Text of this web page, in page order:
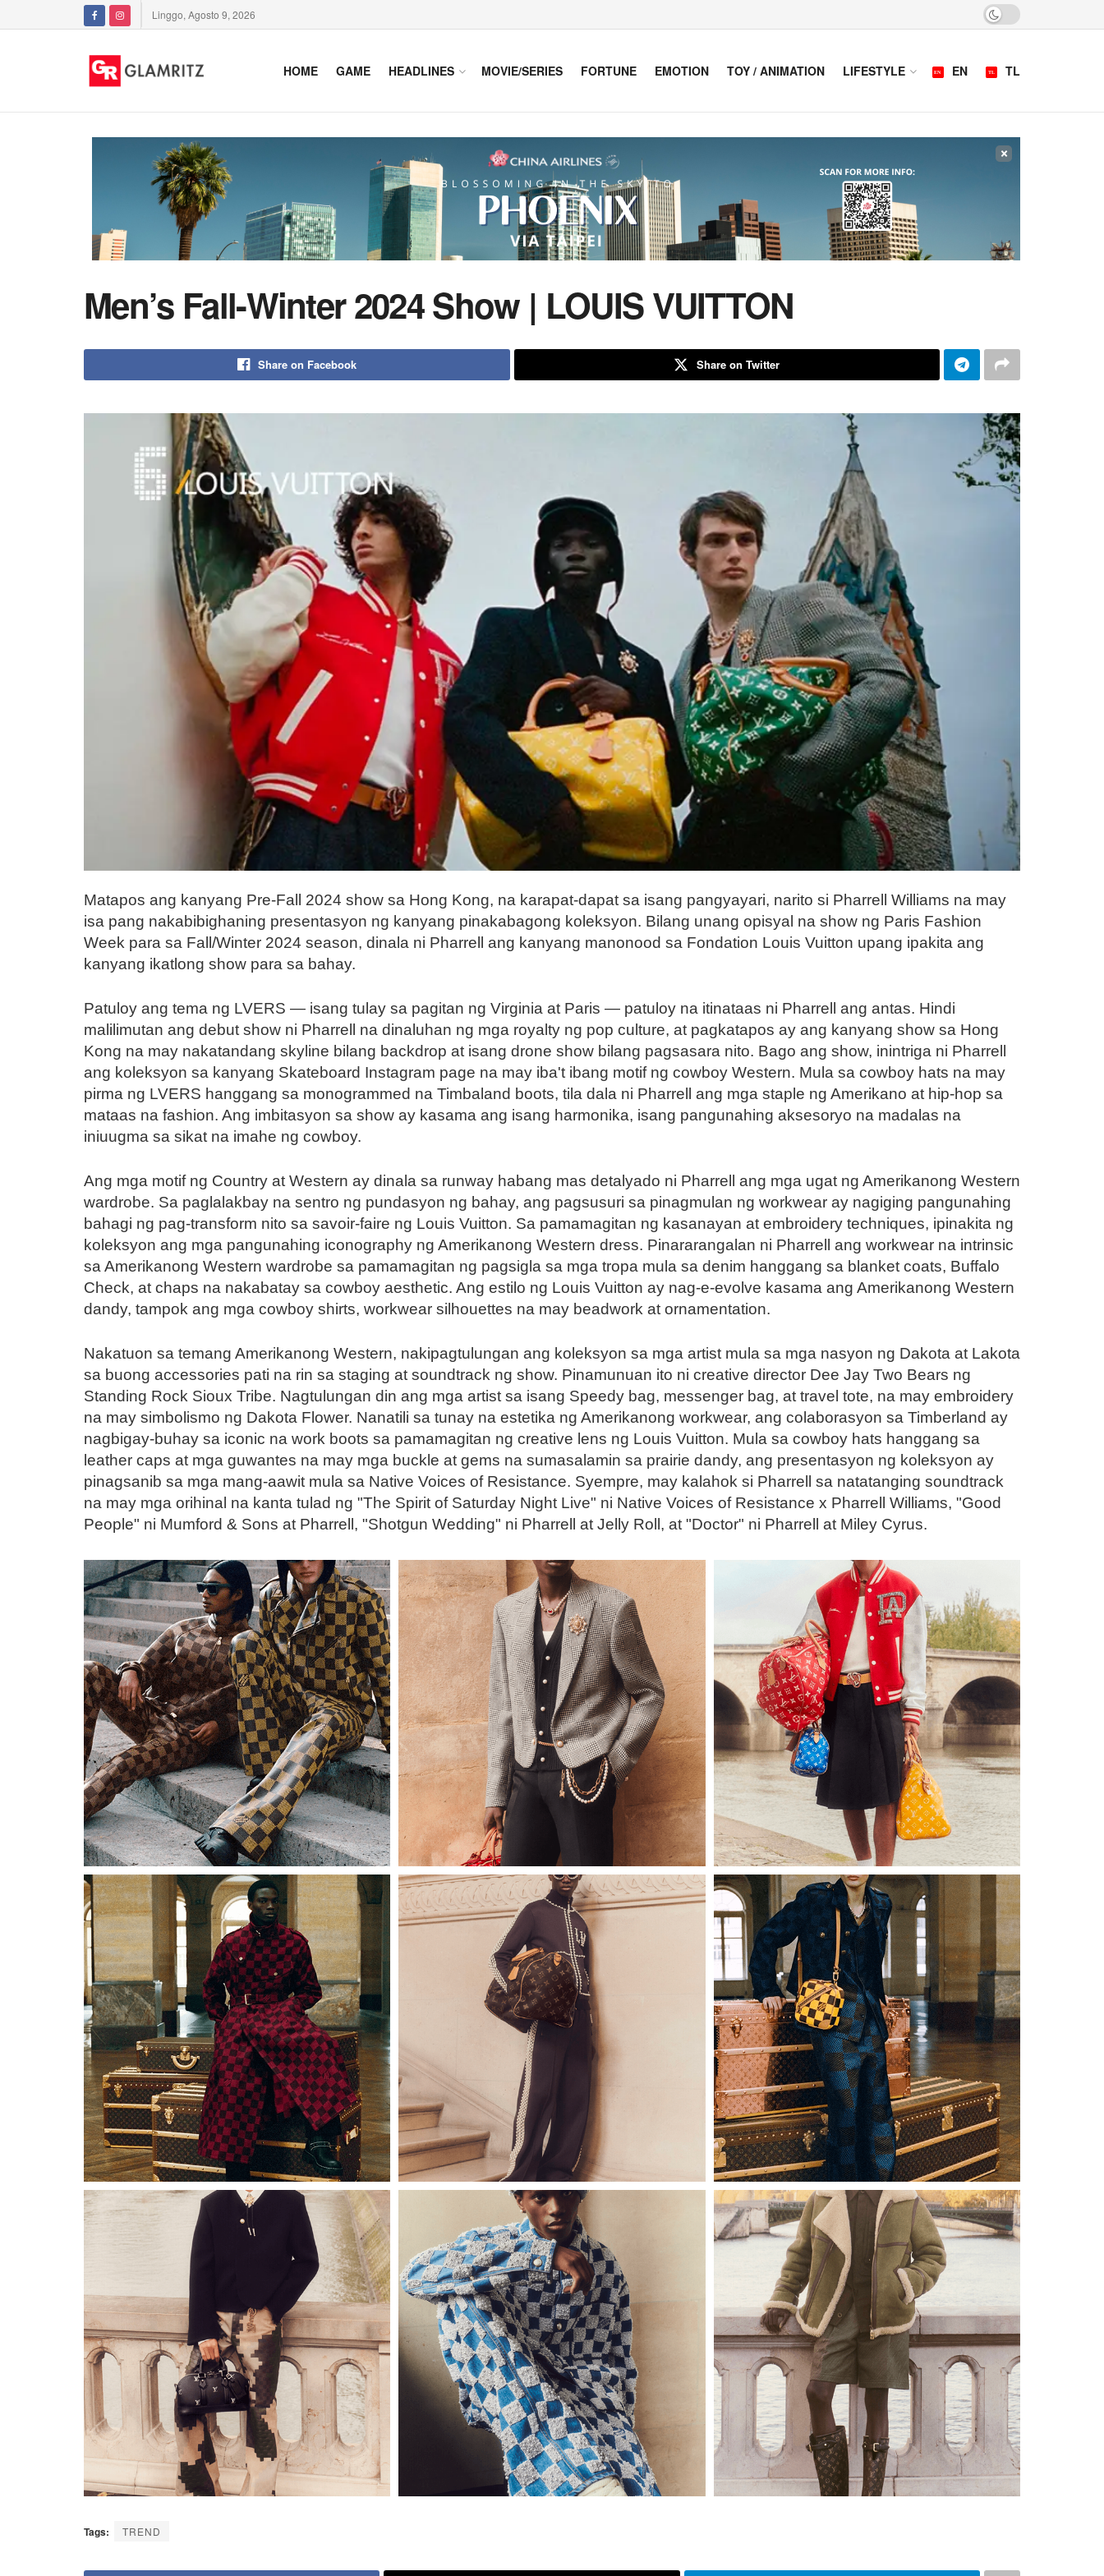
Linggo, Agosto 9, 2026
HOME GAME HEADLINES MOVIE/SERIES FORTUNE EMOTION TOY / ANIMATION LIFESTYLE EN TL
×
Men’s Fall-Winter 2024 Show | LOUIS VUITTON
Share on Facebook Share on Twitter
Matapos ang kanyang Pre-Fall 2024 show sa Hong Kong, na karapat-dapat sa isang pangyayari, narito si Pharrell Williams na may
isa pang nakabibighaning presentasyon ng kanyang pinakabagong koleksyon. Bilang unang opisyal na show ng Paris Fashion
Week para sa Fall/Winter 2024 season, dinala ni Pharrell ang kanyang manonood sa Fondation Louis Vuitton upang ipakita ang
kanyang ikatlong show para sa bahay.
Patuloy ang tema ng LVERS — isang tulay sa pagitan ng Virginia at Paris — patuloy na itinataas ni Pharrell ang antas. Hindi
malilimutan ang debut show ni Pharrell na dinaluhan ng mga royalty ng pop culture, at pagkatapos ay ang kanyang show sa Hong
Kong na may nakatandang skyline bilang backdrop at isang drone show bilang pagsasara nito. Bago ang show, inintriga ni Pharrell
ang koleksyon sa kanyang Skateboard Instagram page na may iba't ibang motif ng cowboy Western. Mula sa cowboy hats na may
pirma ng LVERS hanggang sa monogrammed na Timbaland boots, tila dala ni Pharrell ang mga staple ng Amerikano at hip-hop sa
mataas na fashion. Ang imbitasyon sa show ay kasama ang isang harmonika, isang pangunahing aksesoryo na madalas na
iniuugma sa sikat na imahe ng cowboy.
Ang mga motif ng Country at Western ay dinala sa runway habang mas detalyado ni Pharrell ang mga ugat ng Amerikanong Western
wardrobe. Sa paglalakbay na sentro ng pundasyon ng bahay, ang pagsusuri sa pinagmulan ng workwear ay nagiging pangunahing
bahagi ng pag-transform nito sa savoir-faire ng Louis Vuitton. Sa pamamagitan ng kasanayan at embroidery techniques, ipinakita ng
koleksyon ang mga pangunahing iconography ng Amerikanong Western dress. Pinararangalan ni Pharrell ang workwear na intrinsic
sa Amerikanong Western wardrobe sa pamamagitan ng pagsigla sa mga tropa mula sa denim hanggang sa blanket coats, Buffalo
Check, at chaps na nakabatay sa cowboy aesthetic. Ang estilo ng Louis Vuitton ay nag-e-evolve kasama ang Amerikanong Western
dandy, tampok ang mga cowboy shirts, workwear silhouettes na may beadwork at ornamentation.
Nakatuon sa temang Amerikanong Western, nakipagtulungan ang koleksyon sa mga artist mula sa mga nasyon ng Dakota at Lakota
sa buong accessories pati na rin sa staging at soundtrack ng show. Pinamunuan ito ni creative director Dee Jay Two Bears ng
Standing Rock Sioux Tribe. Nagtulungan din ang mga artist sa isang Speedy bag, messenger bag, at travel tote, na may embroidery
na may simbolismo ng Dakota Flower. Nanatili sa tunay na estetika ng Amerikanong workwear, ang colaborasyon sa Timberland ay
nagbigay-buhay sa iconic na work boots sa pamamagitan ng creative lens ng Louis Vuitton. Mula sa cowboy hats hanggang sa
leather caps at mga guwantes na may mga buckle at gems na sumasalamin sa prairie dandy, ang presentasyon ng koleksyon ay
pinagsanib sa mga mang-aawit mula sa Native Voices of Resistance. Syempre, may kalahok si Pharrell sa natatanging soundtrack
na may mga orihinal na kanta tulad ng "The Spirit of Saturday Night Live" ni Native Voices of Resistance x Pharrell Williams, "Good
People" ni Mumford & Sons at Pharrell, "Shotgun Wedding" ni Pharrell at Jelly Roll, at "Doctor" ni Pharrell at Miley Cyrus.
Tags: TREND